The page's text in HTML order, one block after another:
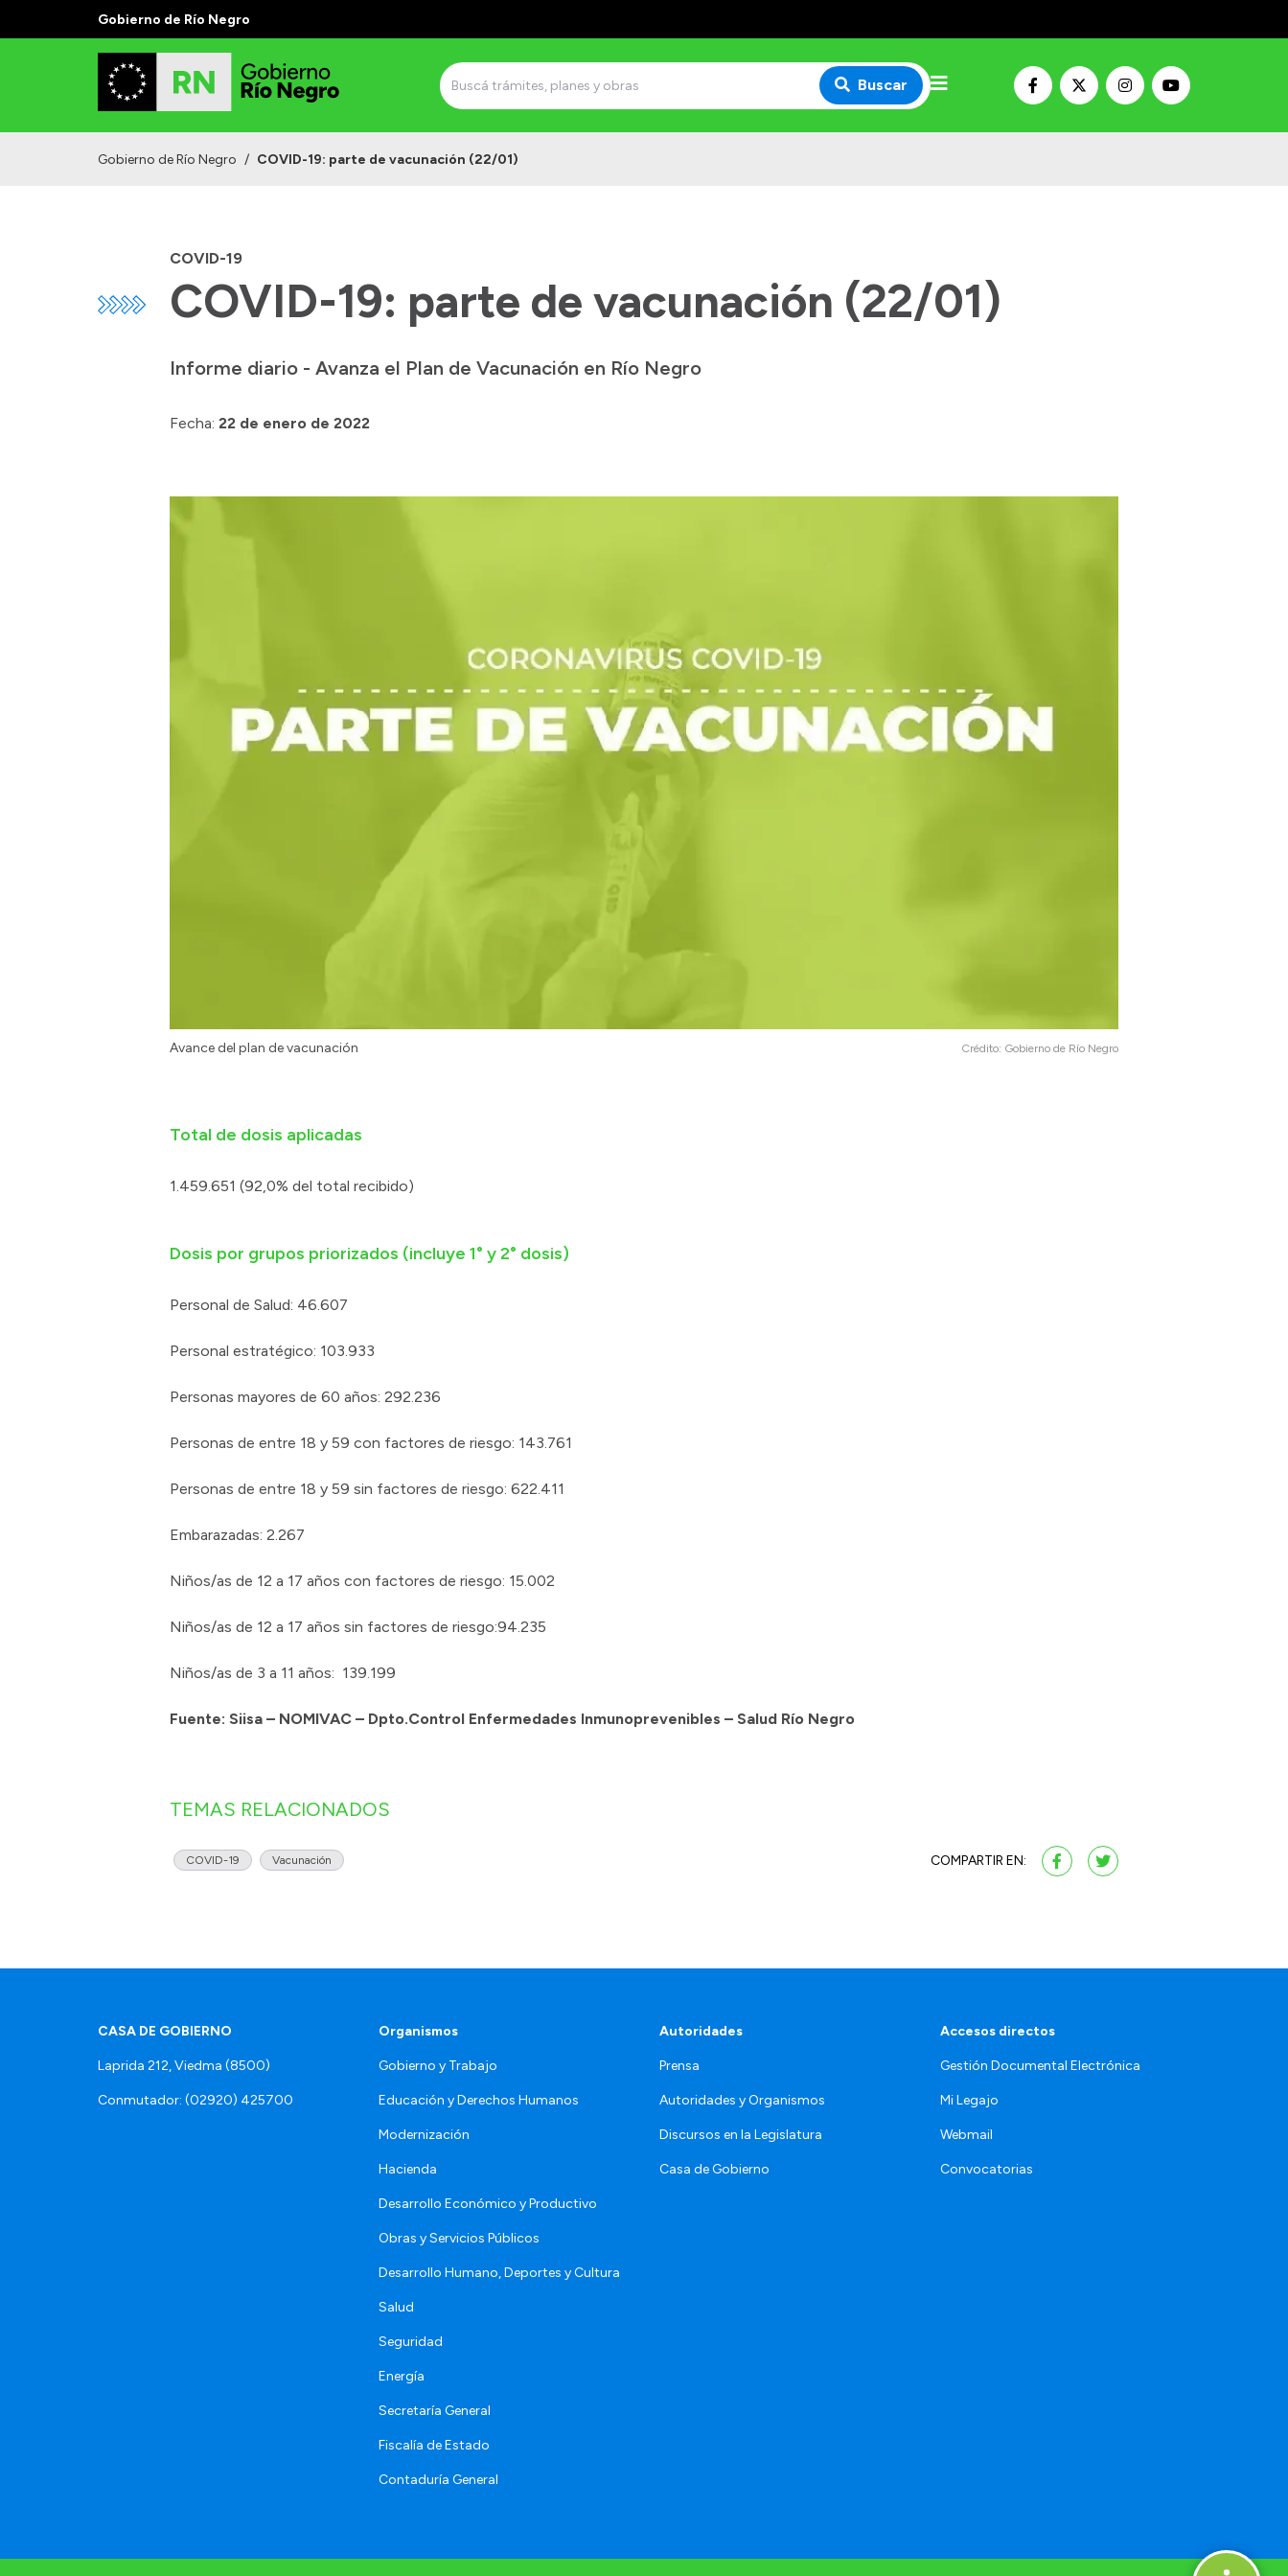
Gobierno de Río Negro
Buscar
Gobierno de Río Negro / COVID-19: parte de vacunación (22/01)
COVID-19
COVID-19: parte de vacunación (22/01)
Informe diario - Avanza el Plan de Vacunación en Río Negro
Fecha: 22 de enero de 2022
Avance del plan de vacunación Crédito: Gobierno de Río Negro
Total de dosis aplicadas
1.459.651 (92,0% del total recibido)
Dosis por grupos priorizados (incluye 1° y 2° dosis)
Personal de Salud: 46.607
Personal estratégico: 103.933
Personas mayores de 60 años: 292.236
Personas de entre 18 y 59 con factores de riesgo: 143.761
Personas de entre 18 y 59 sin factores de riesgo: 622.411
Embarazadas: 2.267
Niños/as de 12 a 17 años con factores de riesgo: 15.002
Niños/as de 12 a 17 años sin factores de riesgo:94.235
Niños/as de 3 a 11 años: 139.199
Fuente: Siisa – NOMIVAC – Dpto.Control Enfermedades Inmunoprevenibles – Salud Río Negro
TEMAS RELACIONADOS
COVID-19 Vacunación COMPARTIR EN:
CASA DE GOBIERNO
Laprida 212, Viedma (8500)
Conmutador: (02920) 425700
Organismos
Gobierno y Trabajo
Educación y Derechos Humanos
Modernización
Hacienda
Desarrollo Económico y Productivo
Obras y Servicios Públicos
Desarrollo Humano, Deportes y Cultura
Salud
Seguridad
Energía
Secretaría General
Fiscalía de Estado
Contaduría General
Autoridades
Prensa
Autoridades y Organismos
Discursos en la Legislatura
Casa de Gobierno
Accesos directos
Gestión Documental Electrónica
Mi Legajo
Webmail
Convocatorias